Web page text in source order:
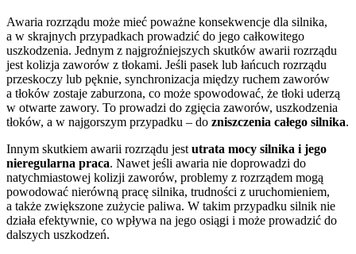
Awaria rozrządu może mieć poważne konsekwencje dla silnika,
a w skrajnych przypadkach prowadzić do jego całkowitego
uszkodzenia. Jednym z najgroźniejszych skutków awarii rozrządu
jest kolizja zaworów z tłokami. Jeśli pasek lub łańcuch rozrządu
przeskoczy lub pęknie, synchronizacja między ruchem zaworów
a tłoków zostaje zaburzona, co może spowodować, że tłoki uderzą
w otwarte zawory. To prowadzi do zgięcia zaworów, uszkodzenia
tłoków, a w najgorszym przypadku – do zniszczenia całego silnika.
Innym skutkiem awarii rozrządu jest utrata mocy silnika i jego
nieregularna praca. Nawet jeśli awaria nie doprowadzi do
natychmiastowej kolizji zaworów, problemy z rozrządem mogą
powodować nierówną pracę silnika, trudności z uruchomieniem,
a także zwiększone zużycie paliwa. W takim przypadku silnik nie
działa efektywnie, co wpływa na jego osiągi i może prowadzić do
dalszych uszkodzeń.